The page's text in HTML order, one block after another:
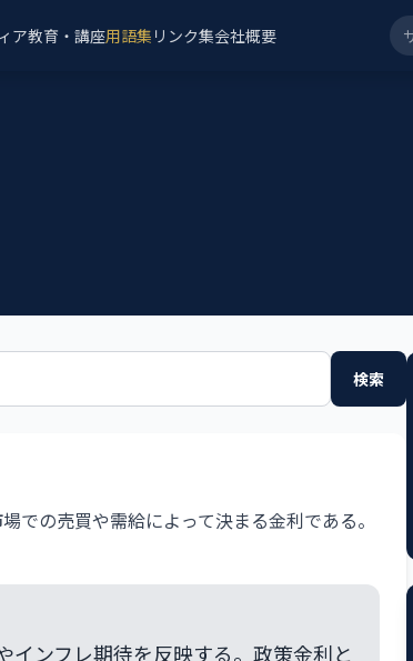
ア教育・講座用語集 リンク集会社概要
検索
の売買や需給によって決まる金利である。
ンフレ期待を反映する。政策金利と